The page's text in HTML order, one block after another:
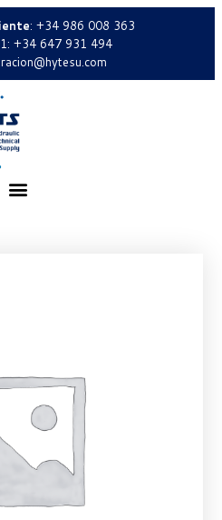
: +34 986 008 363
+34 647 931 494